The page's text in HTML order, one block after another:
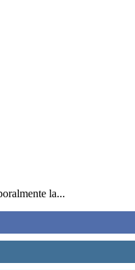
la...